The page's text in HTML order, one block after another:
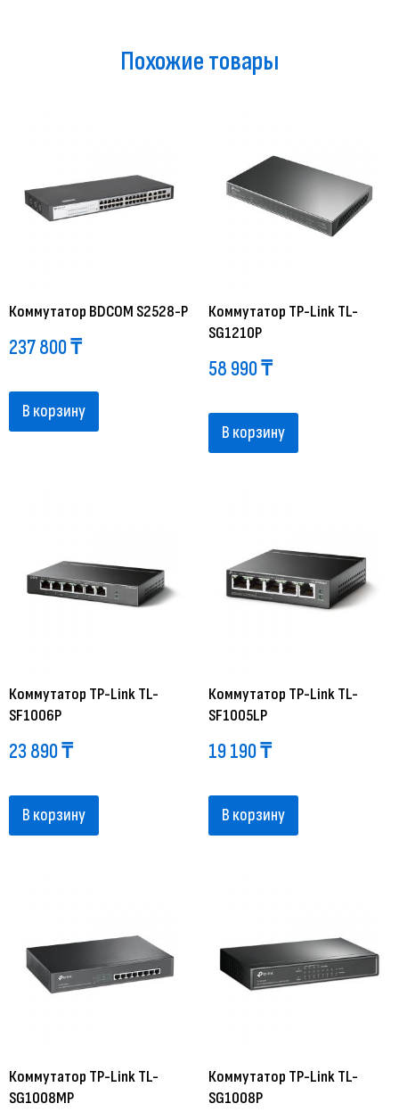
Похожие товары
Коммутатор BDCOM S2528-P
237 800₸
В корзину
Коммутатор TP-Link TL-
SG1210P
58 990₸
В корзину
Коммутатор TP-Link TL-
SF1006P
23 890₸
В корзину
Коммутатор TP-Link TL-
SF1005LP
19 190₸
В корзину
Коммутатор TP-Link TL-
SG1008MP
Коммутатор TP-Link TL-
SG1008P